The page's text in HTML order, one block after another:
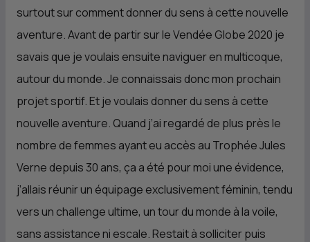
surtout sur comment donner du sens à cette nouvelle
aventure. Avant de partir sur le Vendée Globe 2020 je
savais que je voulais ensuite naviguer en multicoque,
autour du monde. Je connaissais donc mon prochain
projet sportif. Et je voulais donner du sens à cette
nouvelle aventure. Quand j’ai regardé de plus près le
nombre de femmes ayant eu accès au Trophée Jules
Verne depuis 30 ans, ça a été pour moi une évidence,
j’allais réunir un équipage exclusivement féminin, tendu
vers un challenge ultime, un tour du monde à la voile,
sans assistance ni escale. Restait à solliciter puis